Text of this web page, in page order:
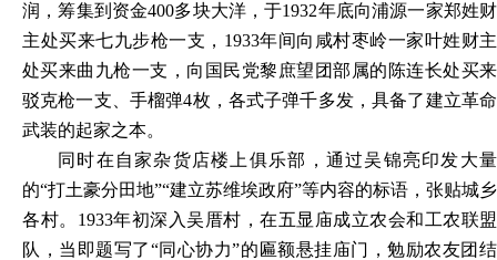
润，筹集到资金400多块大洋，于1932年底向浦源一家郑姓财
主处买来七九步枪一支，1933年间向咸村枣岭一家叶姓财主
处买来曲九枪一支，向国民党黎庶望团部属的陈连长处买来
驳克枪一支、手榴弹4枚，各式子弹千多发，具备了建立革命
武装的起家之本。
同时在自家杂货店楼上俱乐部，通过吴锦亮印发大量
的“打土豪分田地”“建立苏维埃政府”等内容的标语，张贴城乡
各村。1933年初深入吴厝村，在五显庙成立农会和工农联盟
队，当即题写了“同心协力”的匾额悬挂庙门，勉励农友团结